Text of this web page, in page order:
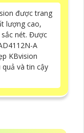
được trang
lượng cao,
nét. Được
A
KBvision
và tin cậy